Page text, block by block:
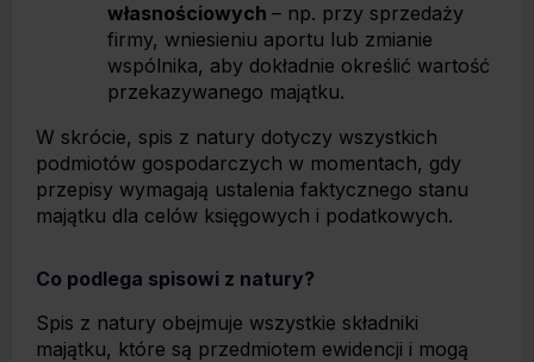
własnościowych – np. przy sprzedaży
firmy, wniesieniu aportu lub zmianie
wspólnika, aby dokładnie określić wartość
przekazywanego majątku.
W skrócie, spis z natury dotyczy wszystkich
podmiotów gospodarczych w momentach, gdy
przepisy wymagają ustalenia faktycznego stanu
majątku dla celów księgowych i podatkowych.
Co podlega spisowi z natury?
Spis z natury obejmuje wszystkie składniki
majątku, które są przedmiotem ewidencji i mogą